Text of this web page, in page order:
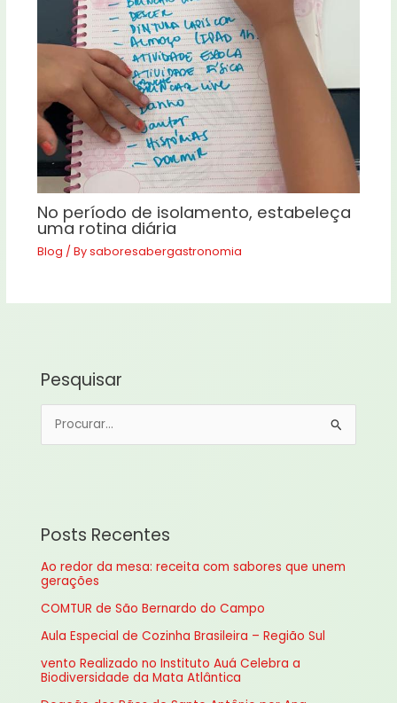
No período de isolamento, estabeleça
uma rotina diária
Blog / Bysaboresabergastronomia
Pesquisar
i
s
a
r
p
o
Posts Recentes
Ao redor da mesa: receita com sabores que unem
gerações
COMTUR de São Bernardo do Campo
Aula Especial de Cozinha Brasileira – Região Sul
vento Realizado no Instituto Auá Celebra a
Biodiversidade da Mata Atlântica